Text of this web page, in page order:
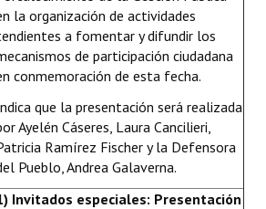
la organización de actividades
a fomentar y difundir los
de participación ciudadana
conmemoración de esta fecha.
que la presentación será realizada
Ayelén Cáseres, Laura Cancilieri,
Ramírez Fischer y la Defensora
Pueblo, Andrea Galaverna.
Invitados especiales: Presentación